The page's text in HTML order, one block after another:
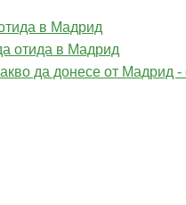
в Мадрид
отида в Мадрид
да донесе от Мадрид